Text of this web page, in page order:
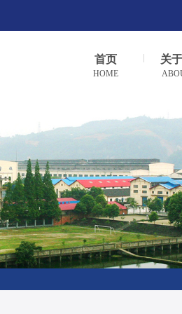
首页
HOME
关